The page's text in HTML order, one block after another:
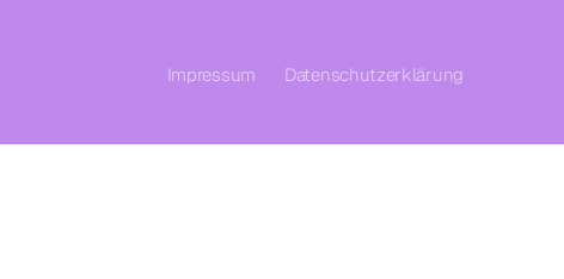
Impressum Datenschutzerklärung